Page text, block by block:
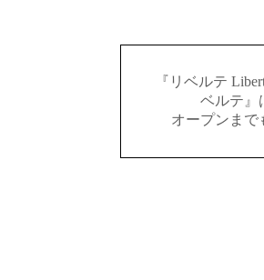
『リベルテ
ベルテ』
オープンまで